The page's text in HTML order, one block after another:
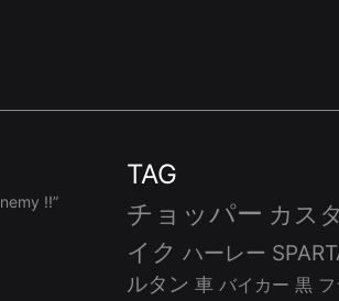
!!”
TAG
チョッパー カス
イク ハーレー
ルタン 車 バイカー 黒